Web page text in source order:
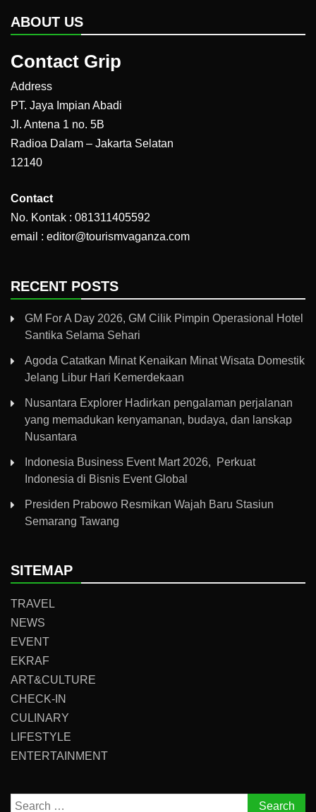
ABOUT US
Contact Grip
Address
PT. Jaya Impian Abadi
Jl. Antena 1 no. 5B
Radioa Dalam – Jakarta Selatan
12140
Contact
No. Kontak : 081311405592
email : editor@tourismvaganza.com
RECENT POSTS
GM For A Day 2026, GM Cilik Pimpin Operasional Hotel
Santika Selama Sehari
Agoda Catatkan Minat Kenaikan Minat Wisata Domestik
Jelang Libur Hari Kemerdekaan
Nusantara Explorer Hadirkan pengalaman perjalanan
yang memadukan kenyamanan, budaya, dan lanskap
Nusantara
Indonesia Business Event Mart 2026, Perkuat
Indonesia di Bisnis Event Global
Presiden Prabowo Resmikan Wajah Baru Stasiun
Semarang Tawang
SITEMAP
TRAVEL
NEWS
EVENT
EKRAF
ART&CULTURE
CHECK-IN
CULINARY
LIFESTYLE
ENTERTAINMENT
Search